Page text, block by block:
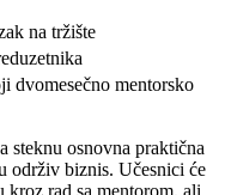
na tržište
dvomesečno mentorsko
steknu osnovna praktična
održiv biznis. Učesnici će